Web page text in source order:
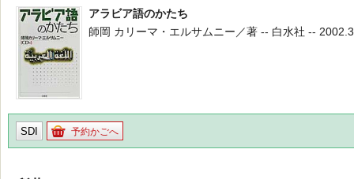
アラビア語のかたち
師岡 カリーマ・エルサムニー／著 -- 白水社 --
SDI 予約かごへ